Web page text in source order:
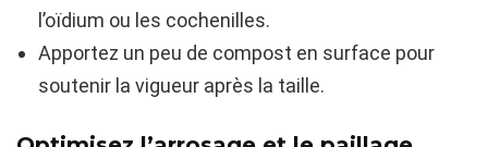
l’oïdium ou les cochenilles.
Apportez un peu de compost en surface pour
soutenir la vigueur après la taille.